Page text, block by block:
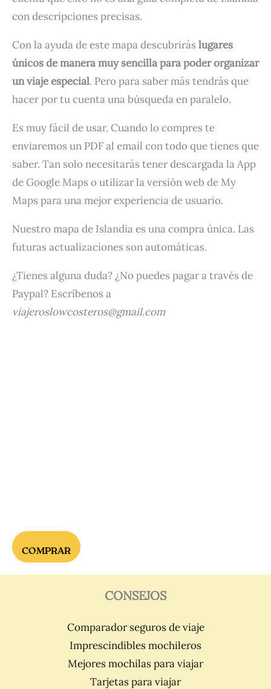
con descripciones precisas.
Con la ayuda de este mapa descubrirás lugares
únicos de manera muy sencilla para poder organizar
un viaje especial. Pero para saber más tendrás que
hacer por tu cuenta una búsqueda en paralelo.
Es muy fácil de usar. Cuando lo compres te
enviaremos un PDF al email con todo que tienes que
saber. Tan solo necesitarás tener descargada la App
de Google Maps o utilizar la versión web de My
Maps para una mejor experiencia de usuario.
Nuestro mapa de Islandia es una compra única. Las
futuras actualizaciones son automáticas.
¿Tienes alguna duda? ¿No puedes pagar a través de
Paypal? Escríbenos a
viajeroslowcosteros@gmail.com
COMPRAR
CONSEJOS
Comparador seguros de viaje
Imprescindibles mochileros
Mejores mochilas para viajar
Tarjetas para viajar